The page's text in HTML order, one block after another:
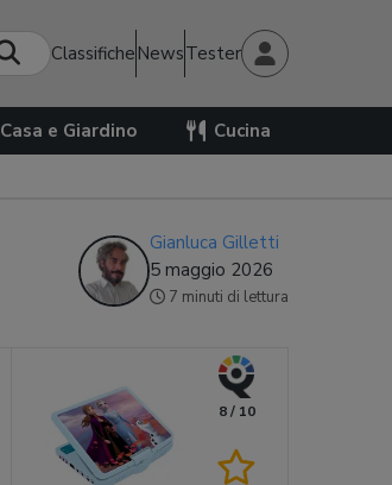
Classifiche NewsTester
Casa e Giardino Cucina
Gianluca Gilletti
5 maggio 2026
7 minuti di lettura
8 / 10